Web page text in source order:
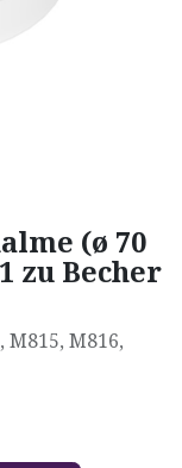
(ø 70
zu Becher
M815, M816,